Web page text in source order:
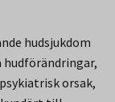
hudsjukdom
hudförändringar,
orsak,